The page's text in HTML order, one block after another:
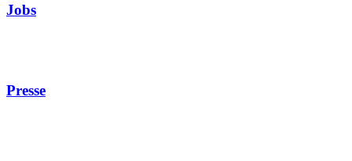
Jobs
Presse